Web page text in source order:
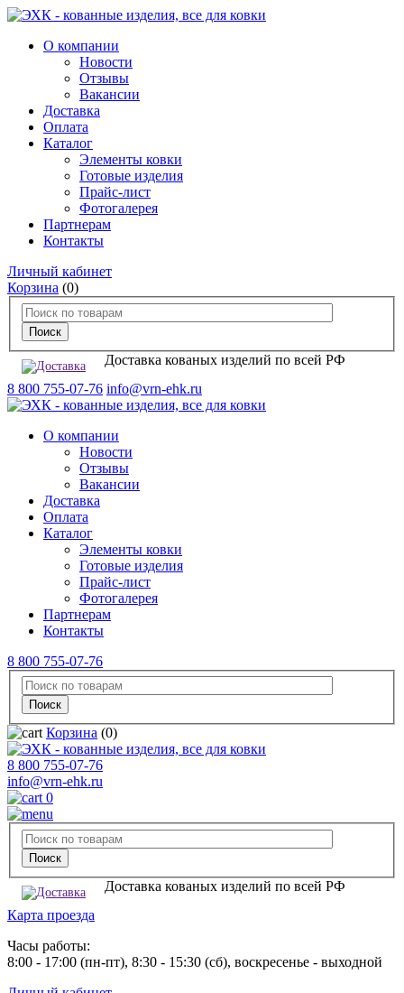
О компании
Новости
Отзывы
Вакансии
Доставка
Оплата
Каталог
Элементы ковки
Готовые изделия
Прайс-лист
Фотогалерея
Партнерам
Контакты
Личный кабинет
Корзина (0)
Доставка кованых изделий по всей РФ
8 800 755-07-76 info@vrn-ehk.ru
О компании
Новости
Отзывы
Вакансии
Доставка
Оплата
Каталог
Элементы ковки
Готовые изделия
Прайс-лист
Фотогалерея
Партнерам
Контакты
8 800 755-07-76
Корзина (0)
8 800 755-07-76
info@vrn-ehk.ru
0
Доставка кованых изделий по всей РФ
Карта проезда
Часы работы:
8:00 - 17:00 (пн-пт), 8:30 - 15:30 (сб), воскресенье - выходной